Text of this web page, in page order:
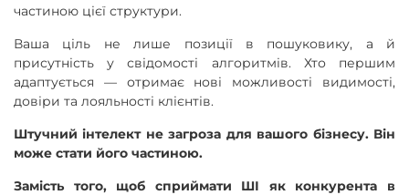
частиною цієї структури.
Ваша ціль не лише позиції в пошуковику, а й
присутність у свідомості алгоритмів. Хто першим
адаптується — отримає нові можливості видимості,
довіри та лояльності клієнтів.
Штучний інтелект не загроза для вашого бізнесу. Він
може стати його частиною.
Замість того, щоб сприймати ШІ як конкурента в